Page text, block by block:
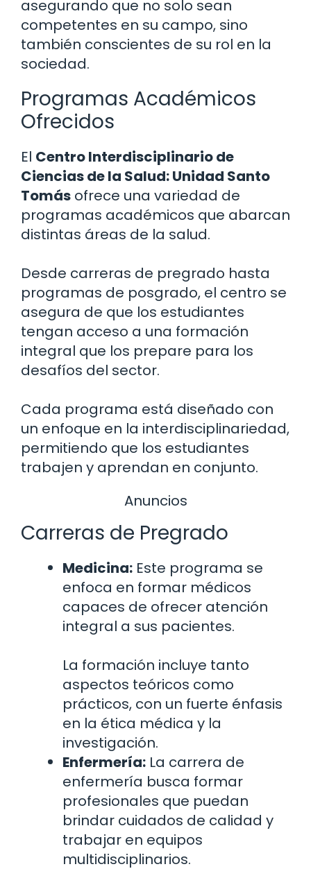
asegurando que no solo sean
competentes en su campo, sino
también conscientes de su rol en la
sociedad.
Programas Académicos
Ofrecidos
El Centro Interdisciplinario de
Ciencias de la Salud: Unidad Santo
Tomás ofrece una variedad de
programas académicos que abarcan
distintas áreas de la salud.
Desde carreras de pregrado hasta
programas de posgrado, el centro se
asegura de que los estudiantes
tengan acceso a una formación
integral que los prepare para los
desafíos del sector.
Cada programa está diseñado con
un enfoque en la interdisciplinariedad,
permitiendo que los estudiantes
trabajen y aprendan en conjunto.
Anuncios
Carreras de Pregrado
Medicina: Este programa se
enfoca en formar médicos
capaces de ofrecer atención
integral a sus pacientes.
La formación incluye tanto
aspectos teóricos como
prácticos, con un fuerte énfasis
en la ética médica y la
investigación.
Enfermería: La carrera de
enfermería busca formar
profesionales que puedan
brindar cuidados de calidad y
trabajar en equipos
multidisciplinarios.